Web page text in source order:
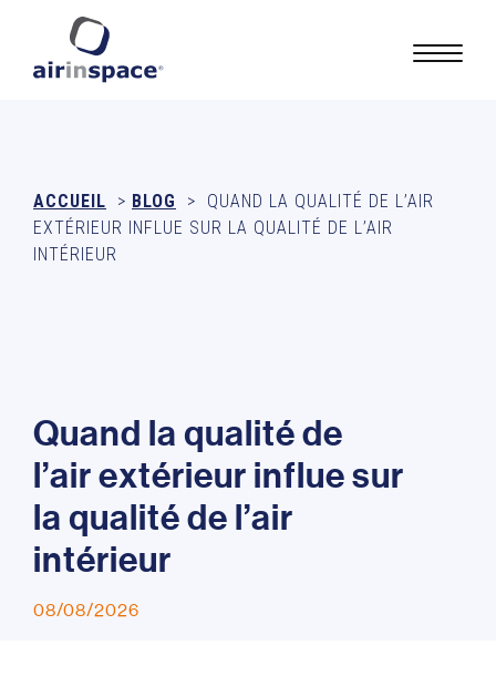
ACCUEIL > BLOG >
QUAND LA QUALITÉ DE L’AIR
EXTÉRIEUR INFLUE SUR LA QUALITÉ DE L’AIR
INTÉRIEUR
Quand la qualitéde
l’airextérieur influesur
la qualitéde l’air
intérieur
08/08/2026